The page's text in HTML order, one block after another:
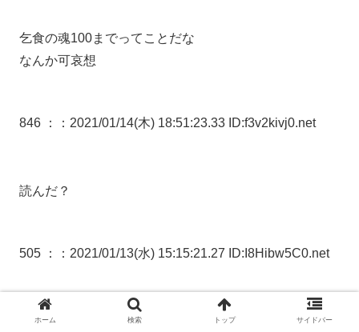
乞食の魂100までってことだな
なんか可哀想
846 ： ：2021/01/14(木) 18:51:23.33 ID:f3v2kivj0.net
読んだ？
505 ： ：2021/01/13(水) 15:15:21.27 ID:I8Hibw5C0.net
ボケモンのパクリは無数にあるけど
大抵は独自の要素を含んだ類似のゲーム
ホーム 検索 トップ サイドバー